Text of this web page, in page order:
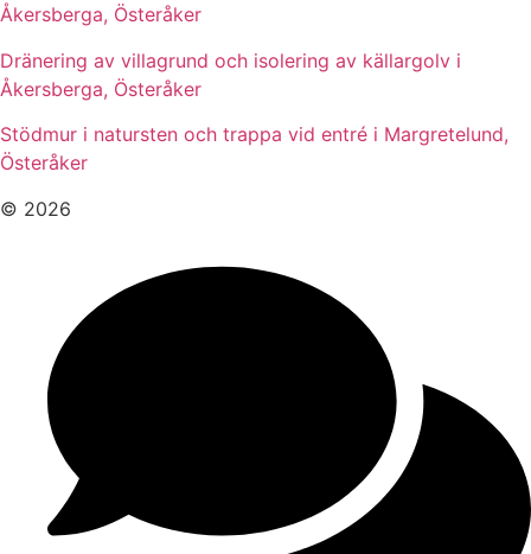
Åkersberga, Österåker
Dränering av villagrund och isolering av källargolv i
Åkersberga, Österåker
Stödmur i natursten och trappa vid entré i Margretelund,
Österåker
© 2026